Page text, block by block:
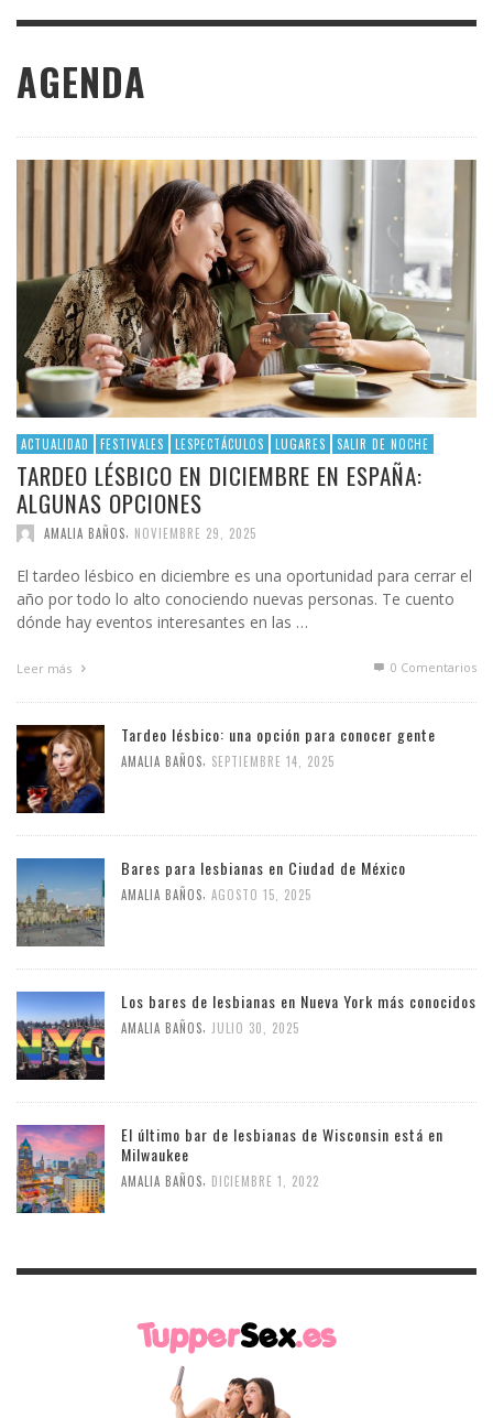
AGENDA
ACTUALIDAD FESTIVALES LESPECTÁCULOS LUGARES SALIR DE NOCHE
TARDEO LÉSBICO EN DICIEMBRE EN ESPAÑA:
ALGUNAS OPCIONES
AMALIA BAÑOS NOVIEMBRE 29, 2025
El tardeo lésbico en diciembre es una oportunidad para cerrar el
año por todo lo alto conociendo nuevas personas. Te cuento
dónde hay eventos interesantes en las …
Leer más 0 Comentarios
Tardeo lésbico: una opción para conocer gente
AMALIA BAÑOS SEPTIEMBRE 14, 2025
Bares para lesbianas en Ciudad de México
AMALIA BAÑOS AGOSTO 15, 2025
Los bares de lesbianas en Nueva York más conocidos
AMALIA BAÑOS JULIO 30, 2025
El último bar de lesbianas de Wisconsin está en
Milwaukee
AMALIA BAÑOS DICIEMBRE 1, 2022